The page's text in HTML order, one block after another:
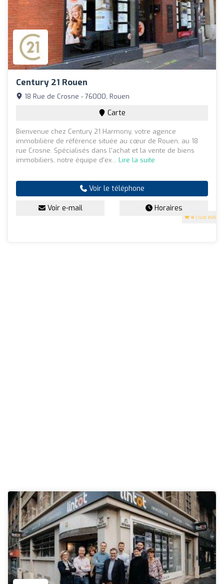
Century 21 Rouen
4 (108 avis)
18 Rue de Crosne - 76000, Rouen
Carte
Bienvenue chez Century 21 Harmony, votre agence
immobilière de référence située au cœur de Rouen, au 18
rue Crosne. Spécialisés dans l'achat et la vente de biens
immobiliers, notre équipe d'ex... Lire la suite
Voir le téléphone
Voir e-mail Horaires